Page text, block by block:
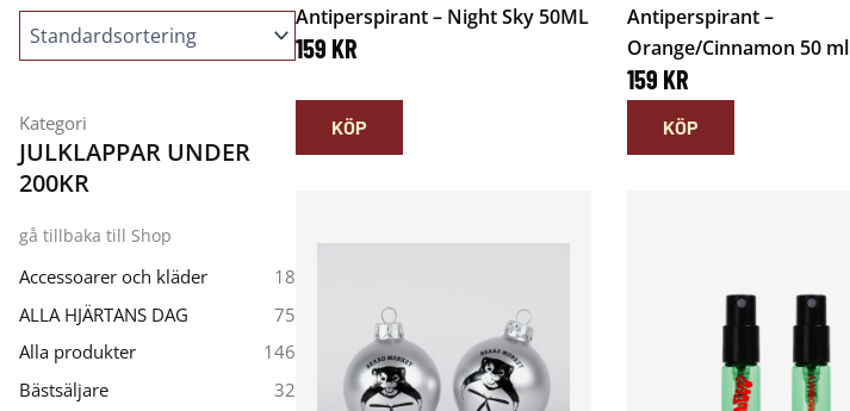
Kategori
JULKLAPPAR UNDER
200KR
gå tillbaka till Shop
Accessoarer och kläder
18
ALLA HJÄRTANS DAG
75
Alla produkter
146
Bästsäljare
32
Antiperspirant – Night Sky 50ML
159 KR
KÖP
Antiperspirant –
Orange/Cinnamon 50 ml
159 KR
KÖP